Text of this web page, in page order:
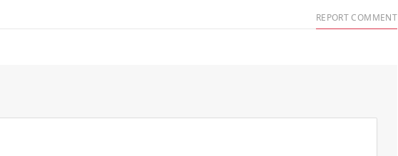
REPORT COMMENT